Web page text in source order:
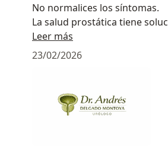
No normalices los síntomas.
La salud prostática tiene
a tiempo.
tratamiento de la próstata,
resultados y recuperación
Leer más
23/02/2026